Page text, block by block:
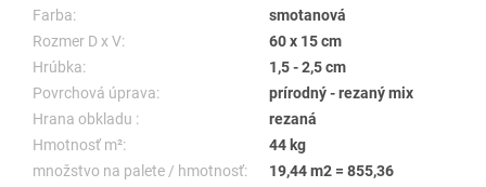
Farba:
smotanová
Rozmer D x V:
60 x 15 cm
Hrúbka:
1,5 - 2,5 cm
Povrchová úprava:
prírodný - rezaný mix
Hrana obkladu :
rezaná
Hmotnosť m²:
44 kg
množstvo na palete / hmotnosť:
19,44 m2 = 855,36